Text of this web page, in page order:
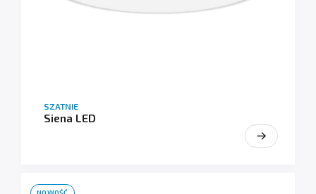
SZATNIE
Siena LED